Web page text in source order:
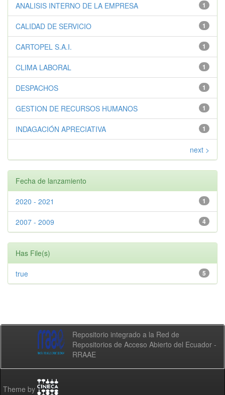
1
ANALISIS INTERNO DE LA EMPRESA
1
CALIDAD DE SERVICIO
1
CARTOPEL S.A.I.
1
CLIMA LABORAL
1
DESPACHOS
1
GESTION DE RECURSOS HUMANOS
1
INDAGACIÓN APRECIATIVA
next >
Fecha de lanzamiento
1
2020 - 2021
4
2007 - 2009
Has File(s)
5
true
Repositorio integrado a la Red de
Repositorios de Acceso Abierto del Ecuador -
RRAAE
Theme by